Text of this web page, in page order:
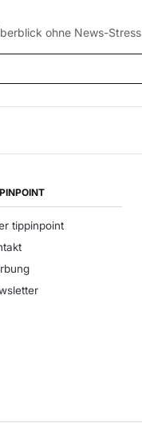
ohne News-Stress
tippinpoint